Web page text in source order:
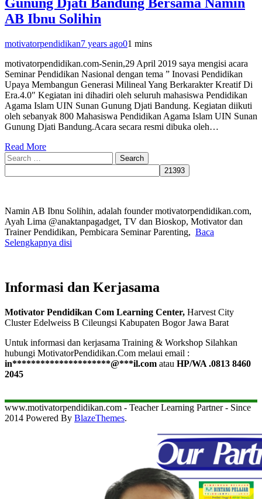
AB Ibnu Solihin
motivatorpendidikan7 years ago01 mins
motivatorpendidikan.com-Senin,29 April 2019 saya mengisi acara
Seminar Pendidikan Nasional dengan tema ” Inovasi Pendidikan
Upaya Membangun Generasi Milineal Yang Berkarakter Kreatif Di
Era.4.0″ Kegiatan ini dihadiri oleh seluruh mahasiswa Pendidikan
Agama Islam UIN Sunan Gunung Djati Bandung. Kegiatan diikuti
oleh sebanyak 800 Mahasiswa Pendidikan Agama Islam UIN Sunan
Gunung Djati Bandung.Acara secara resmi dibuka oleh…
Read More
Search
for:
Namin AB Ibnu Solihin, adalah founder motivatorpendidikan.com,
Ayah Lima @anaktanpagadget, TV dan Bioskop, Motivator dan
Trainer Pendidikan, Pembicara Seminar Parenting, Baca
Selengkapnya disi
Informasi dan Kerjasama
Motivator Pendidikan Com Learning Center, Harvest City
Cluster Edelweiss B Cileungsi Kabupaten Bogor Jawa Barat
Untuk informasi dan kerjasama Training & Workshop Silahkan
hubungi MotivatorPendidikan.Com melaui email :
in*********************@***il.com atau HP/WA .0813 8460
2045
www.motivatorpendidikan.com - Teacher Learning Partner - Since
2014 Powered By BlazeThemes.